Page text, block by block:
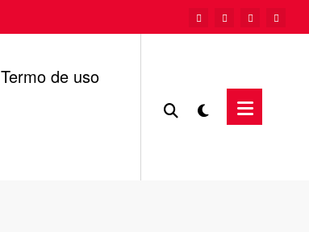
Termo de uso